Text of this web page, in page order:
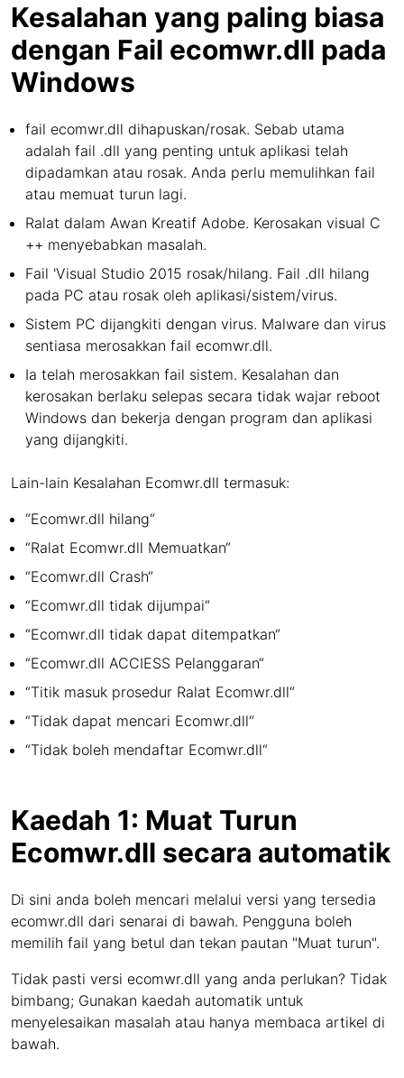
Kesalahan yang paling biasa
dengan Fail ecomwr.dll pada
Windows
fail ecomwr.dll dihapuskan/rosak. Sebab utama
adalah fail .dll yang penting untuk aplikasi telah
dipadamkan atau rosak. Anda perlu memulihkan fail
atau memuat turun lagi.
Ralat dalam Awan Kreatif Adobe. Kerosakan visual C
++ menyebabkan masalah.
Fail 'Visual Studio 2015 rosak/hilang. Fail .dll hilang
pada PC atau rosak oleh aplikasi/sistem/virus.
Sistem PC dijangkiti dengan virus. Malware dan virus
sentiasa merosakkan fail ecomwr.dll.
Ia telah merosakkan fail sistem. Kesalahan dan
kerosakan berlaku selepas secara tidak wajar reboot
Windows dan bekerja dengan program dan aplikasi
yang dijangkiti.
Lain-lain Kesalahan Ecomwr.dll termasuk:
“Ecomwr.dll hilang“
“Ralat Ecomwr.dll Memuatkan“
“Ecomwr.dll Crash“
“Ecomwr.dll tidak dijumpai“
“Ecomwr.dll tidak dapat ditempatkan“
“Ecomwr.dll ACCIESS Pelanggaran“
“Titik masuk prosedur Ralat Ecomwr.dll“
“Tidak dapat mencari Ecomwr.dll“
“Tidak boleh mendaftar Ecomwr.dll“
Kaedah 1: Muat Turun
Ecomwr.dll secara automatik
Di sini anda boleh mencari melalui versi yang tersedia
ecomwr.dll dari senarai di bawah. Pengguna boleh
memilih fail yang betul dan tekan pautan "Muat turun".
Tidak pasti versi ecomwr.dll yang anda perlukan? Tidak
bimbang; Gunakan kaedah automatik untuk
menyelesaikan masalah atau hanya membaca artikel di
bawah.